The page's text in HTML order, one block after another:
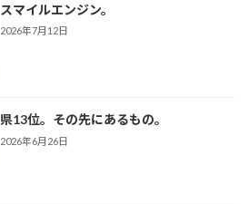
スマイルエンジン。
2026年7月12日
県13位。その先にあるもの。
2026年6月26日